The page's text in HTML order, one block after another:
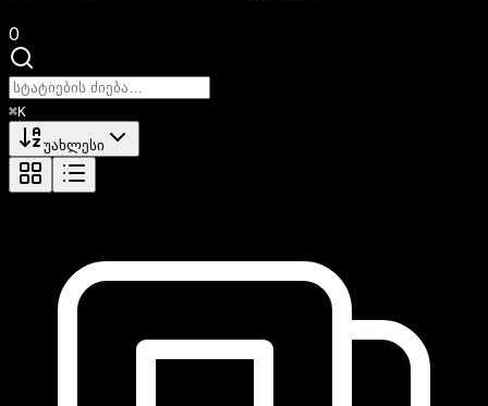
0
⌘K
შეიყვანეთ საძიებო ტექსტი სიახლეების მოსაძებნად
უახლესი